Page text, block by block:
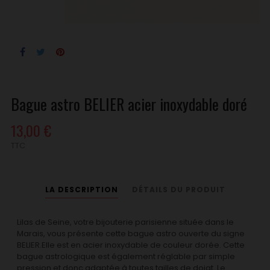
Bague astro BELIER acier inoxydable doré
13,00 €
LA DESCRIPTION
Lilas de Seine, votre bijouterie parisienne située dans le
Marais, vous présente cette bague astro ouverte du signe
BELIER.Elle est en acier inoxydable de couleur dorée. Cette
bague astrologique est également réglable par simple